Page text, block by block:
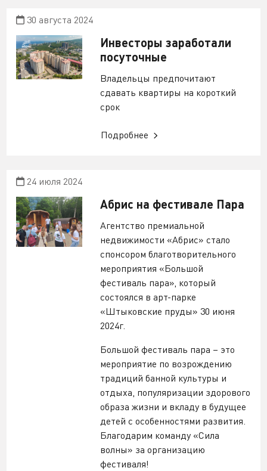
30 августа 2024
Инвесторы заработали
посуточные
Владельцы предпочитают
сдавать квартиры на короткий
срок
Подробнее
24 июля 2024
Абрис на фестивале Пара
Агентство премиальной
недвижимости «Абрис» стало
спонсором благотворительного
мероприятия «Большой
фестиваль пара», который
состоялся в арт-парке
«Штыковские пруды» 30 июня
2024г.
Большой фестиваль пара – это
мероприятие по возрождению
традиций банной культуры и
отдыха, популяризации здорового
образа жизни и вкладу в будущее
детей с особенностями развития.
Благодарим команду «Сила
волны» за организацию
фестиваля!